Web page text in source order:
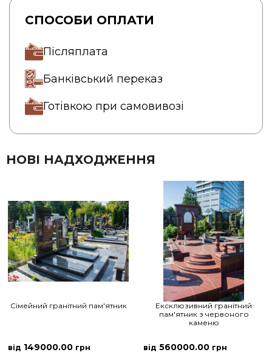
СПОСОБИ ОПЛАТИ
Післяплата
Банківський переказ
Готівкою при самовивозі
НОВІ НАДХОДЖЕННЯ
Сімейний гранітний пам'ятник
від 149000.00 грн
Ексклюзивний гранітний
пам'ятник з червоного
каменю
від 560000.00 грн